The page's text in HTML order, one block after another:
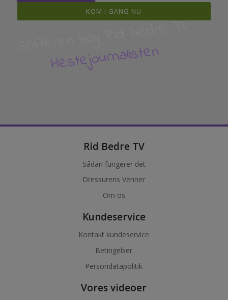
KOM I GANG NU
Stifteren bag Rid bedre TV
Hestejournalisten
Rid Bedre TV
Sådan fungerer det
Dressurens Venner
Om os
Kundeservice
Kontakt kundeservice
Betingelser
Persondatapolitik
Vores videoer